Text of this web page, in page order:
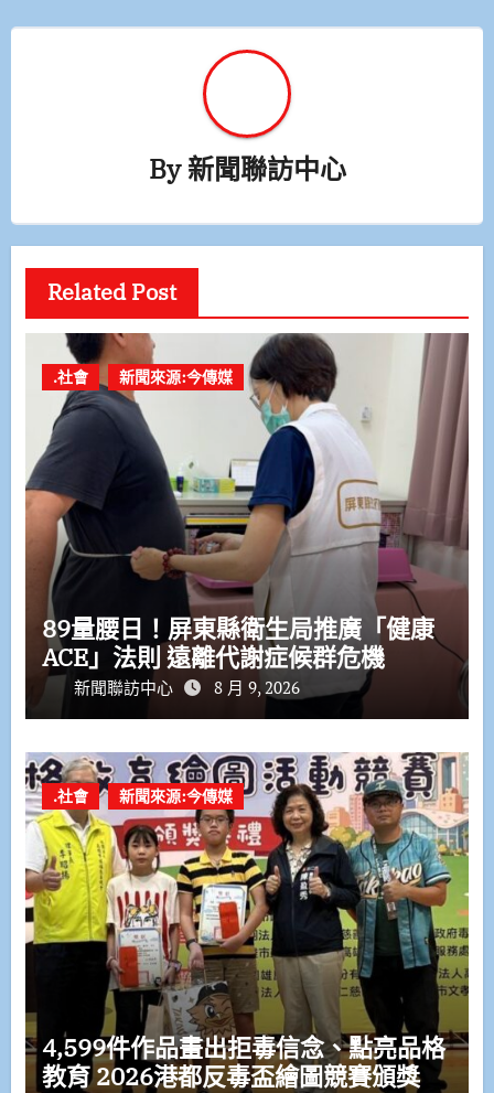
By新聞聯訪中心
Related Post
.社會 新聞來源:今傳媒
89量腰日！屏東縣衛生局推廣「健康
ACE」法則 遠離代謝症候群危機
新聞聯訪中心 8 月 9, 2026
.社會 新聞來源:今傳媒
4,599件作品畫出拒毒信念、點亮品格
教育 2026港都反毒盃繪圖競賽頒獎